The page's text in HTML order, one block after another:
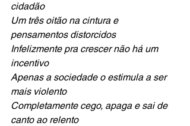
cidadão
Um três oitão na cintura e
pensamentos distorcidos
Infelizmente pra crescer não há um
incentivo
Apenas a sociedade o estimula a ser
mais violento
Completamente cego, apaga e sai de
canto ao relento